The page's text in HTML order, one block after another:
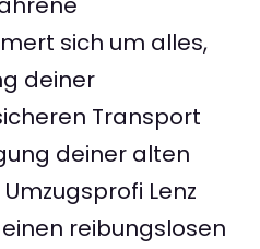
sich um alles,
deiner
Transport
deiner alten
Lenz
reibungslosen